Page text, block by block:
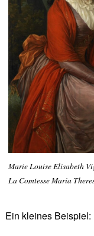
Marie Louise Elisabeth
La Comtesse Maria
Ein kleines Beispiel: